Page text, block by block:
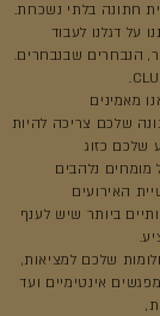
חתונה בלתי נשכחת.
הנבחרים שבנבחרים.
שלכם צריכה להיות
שלכם כזוג
מומחים נלהבים
האירועים
ביותר שיש לענף
שלכם למציאות,
אינטימיים ועד